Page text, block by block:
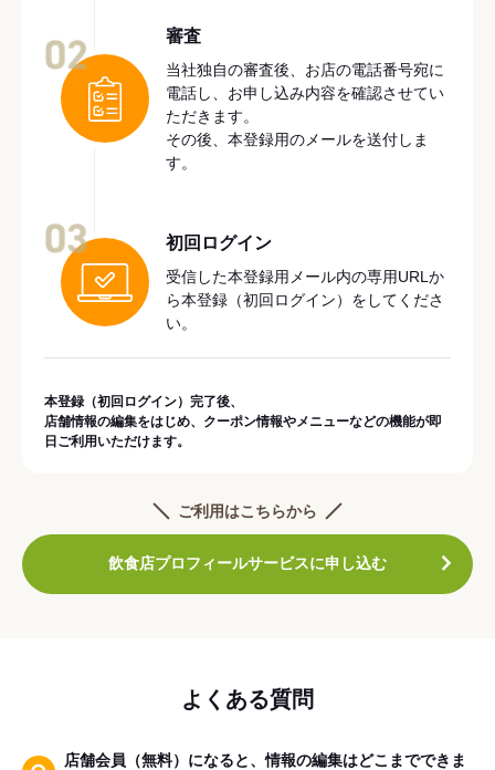
審査
当社独自の審査後、お店の電話番号宛に
電話し、お申し込み内容を確認させてい
ただきます。
その後、本登録用のメールを送付しま
す。
初回ログイン
受信した本登録用メール内の専用URLか
ら本登録（初回ログイン）をしてくださ
い。
本登録（初回ログイン）完了後、
店舗情報の編集をはじめ、クーポン情報やメニューなどの機能が即
日ご利用いただけます。
ご利用はこちらから
飲食店プロフィールサービスに申し込む
よくある質問
店舗会員（無料）になると、情報の編集はどこまでできま